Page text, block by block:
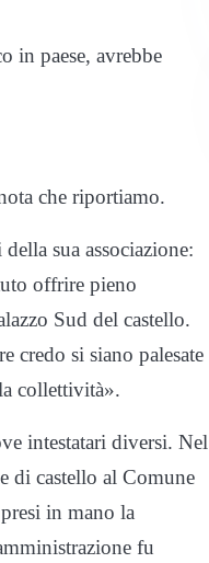
in paese, avrebbe
che riportiamo.
sua associazione:
offrire pieno
Sud del castello.
credo si siano palesate
collettività».
intestatari diversi. Nel
di castello al Comune
in mano la
fu